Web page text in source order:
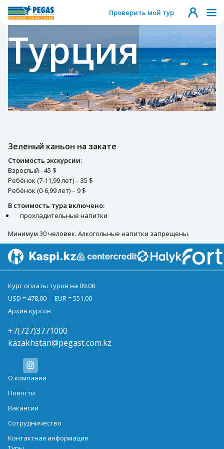
Проверить мой тур
Турция
Зеленый каньон на закате
Стоимость экскурсии:
Взрослый - 45 $
Ребёнок (7-11,99 лет) – 35 $
Ребёнок (0-6,99 лет) – 9 $
В стоимость тура включено:
прохладительные напитки
Минимум 30 человек. Алкогольные напитки запрещены.
Курс оплаты туров на 09.08
USD = 478,00
EUR = 551,00
Архив курсов
+7(727)3771000
kazakhstan@pegast.com.kz
О компании
Новости
Вакансии
Сотрудничество
Контактная информация